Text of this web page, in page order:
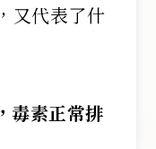
又代表了什
毒素正常排